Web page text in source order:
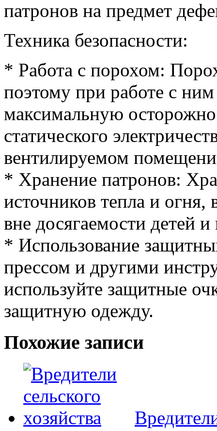
патронов на предмет
Техника безопасности:
* Работа с порохом:
поэтому при работе с
максимальную
статического
вентилируемом
* Хранение патронов:
источников тепла и
вне досягаемости детей
* Использование
прессом и другими
используйте защитные
защитную одежду.
Похожие записи